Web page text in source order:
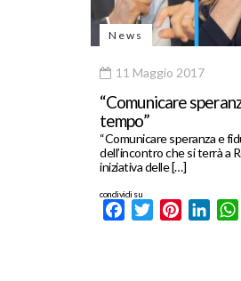
News
11 Maggio 2017
“Comunicare
tempo”
“Comunicare speranza e
dell’incontro che si terrà a
iniziativa delle […]
condividi su
FacebookTwitterPinterest